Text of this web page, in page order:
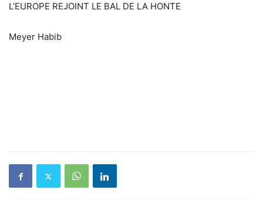
L’EUROPE REJOINT LE BAL DE LA HONTE
Meyer Habib